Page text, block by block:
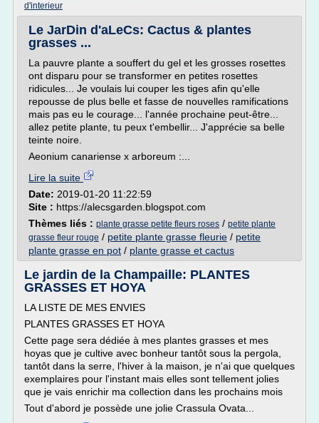
d'interieur
Le JarDin d'aLeCs: Cactus & plantes
grasses ...
La pauvre plante a souffert du gel et les grosses rosettes
ont disparu pour se transformer en petites rosettes
ridicules... Je voulais lui couper les tiges afin qu'elle
repousse de plus belle et fasse de nouvelles ramifications
mais pas eu le courage... l'année prochaine peut-être...
allez petite plante, tu peux t'embellir... J'apprécie sa belle
teinte noire.
Aeonium canariense x arboreum :...
Lire la suite
Date: 2019-01-20 11:22:59
Site : https://alecsgarden.blogspot.com
Thèmes liés : plante grasse petite fleurs roses / petite plante
grasse fleur rouge / petite plante grasse fleurie / petite
plante grasse en pot / plante grasse et cactus
Le jardin de la Champaille: PLANTES
GRASSES ET HOYA
LA LISTE DE MES ENVIES
PLANTES GRASSES ET HOYA
Cette page sera dédiée à mes plantes grasses et mes
hoyas que je cultive avec bonheur tantôt sous la pergola,
tantôt dans la serre, l'hiver à la maison, je n'ai que quelques
exemplaires pour l'instant mais elles sont tellement jolies
que je vais enrichir ma collection dans les prochains mois
Tout d'abord je possède une jolie Crassula Ovata...